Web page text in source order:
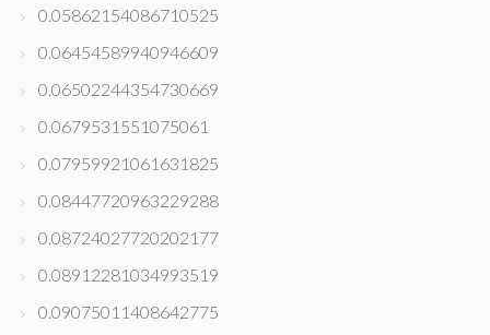
0.05862154086710525
0.06454589940946609
0.06502244354730669
0.0679531551075061
0.07959921061631825
0.08447720963229288
0.08724027720202177
0.08912281034993519
0.09075011408642775